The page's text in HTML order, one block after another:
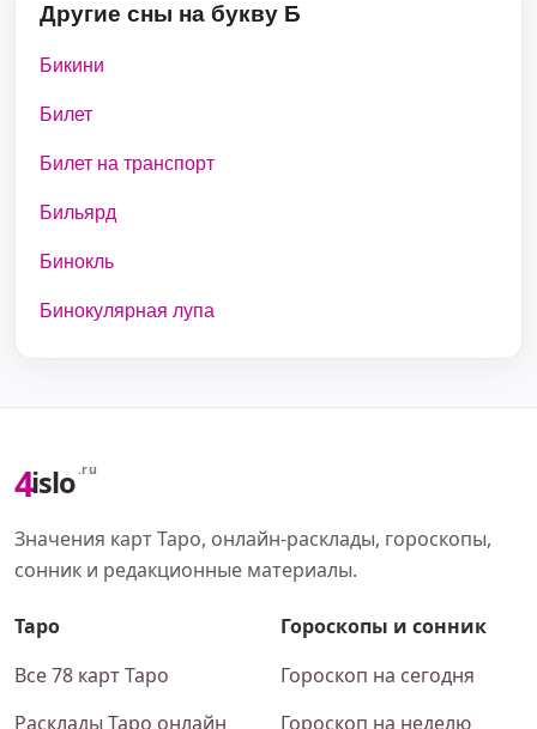
Другие сны на букву Б
Бикини
Билет
Билет на транспорт
Бильярд
Бинокль
Бинокулярная лупа
4islo .ru
Значения карт Таро, онлайн-расклады, гороскопы,
сонник и редакционные материалы.
Таро
Все 78 карт Таро
Расклады Таро онлайн
Гороскопы и сонник
Гороскоп на сегодня
Гороскоп на неделю